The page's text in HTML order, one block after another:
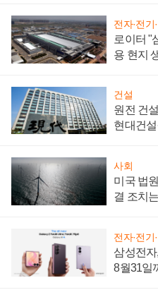
전자·전기
로이터 "
용 현지
건설
원전 건
현대건
사회
미국 법
결 조치
전자·전기
삼성전
8월31일